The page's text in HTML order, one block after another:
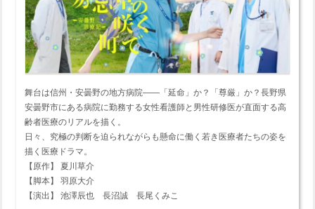
舞台は信州・安曇野の地方病院――「延命」か？「尊厳」か？長野県
安曇野市にある病院に勤務する女性看護師と男性研修医が直面する高
齢者医療のリアルを描く。
日々、究極の判断を迫られながらも懸命に働く若き医療者たちの姿を
描く医療ドラマ。
【原作】 夏川草介
【脚本】 羽原大介
【演出】 池澤辰也 長沼誠 長尾くみこ